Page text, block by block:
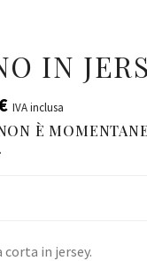
IN
IVA inclusa
È
in jersey.